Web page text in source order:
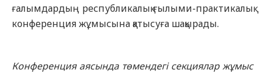
ғалымдардың республикалық ғылыми-практикалық
конференция жұмысына қатысуға шақырады.
Конференция аясында төмендегі секциялар жұмыс